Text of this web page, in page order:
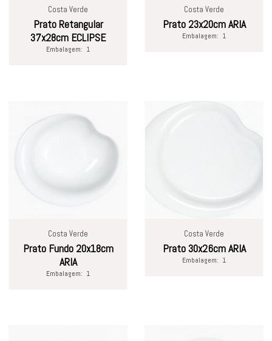
Costa Verde
Prato Retangular
37x28cm ECLIPSE
Embalagem: 1
Costa Verde
Prato 23x20cm ARIA
Embalagem: 1
Costa Verde
Prato Fundo 20x18cm
ARIA
Embalagem: 1
Costa Verde
Prato 30x26cm ARIA
Embalagem: 1